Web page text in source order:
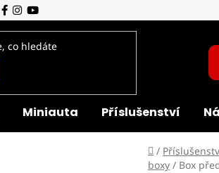
Miniauta Příslušenství
Domů
/
boxy / Box